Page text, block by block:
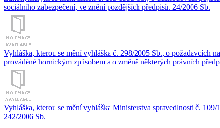
sociálního zabezpečení, ve znění pozdějších předpisů. 24/2006 Sb.
Vyhláška, kterou se mění vyhláška č. 298/2005 Sb., o požadavcích
prováděné hornickým způsobem a o změně některých právních
Vyhláška, kterou se mění vyhláška Ministerstva spravedlnosti č.
242/2006 Sb.